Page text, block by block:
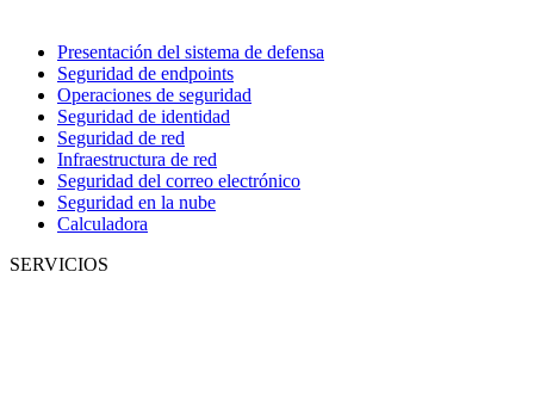
Presentación del sistema de defensa
Seguridad de endpoints
Operaciones de seguridad
Seguridad de identidad
Seguridad de red
Infraestructura de red
Seguridad del correo electrónico
Seguridad en la nube
Calculadora
SERVICIOS